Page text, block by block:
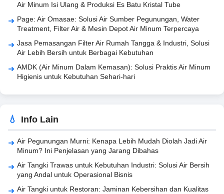
Air Minum Isi Ulang & Produksi Es Batu Kristal Tube
Page: Air Omasae: Solusi Air Sumber Pegunungan, Water
Treatment, Filter Air & Mesin Depot Air Minum Terpercaya
Jasa Pemasangan Filter Air Rumah Tangga & Industri, Solusi
Air Lebih Bersih untuk Berbagai Kebutuhan
AMDK (Air Minum Dalam Kemasan): Solusi Praktis Air Minum
Higienis untuk Kebutuhan Sehari-hari
Info Lain
Air Pegunungan Murni: Kenapa Lebih Mudah Diolah Jadi Air
Minum? Ini Penjelasan yang Jarang Dibahas
Air Tangki Trawas untuk Kebutuhan Industri: Solusi Air Bersih
yang Andal untuk Operasional Bisnis
Air Tangki untuk Restoran: Jaminan Kebersihan dan Kualitas